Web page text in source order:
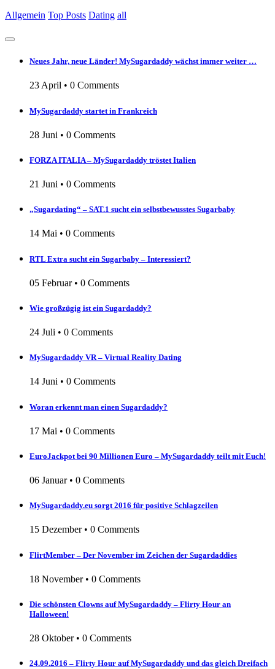
Allgemein Top Posts Dating all
Neues Jahr, neue Länder! MySugardaddy wächst immer weiter …
23 April • 0 Comments
MySugardaddy startet in Frankreich
28 Juni • 0 Comments
FORZA ITALIA – MySugardaddy tröstet Italien
21 Juni • 0 Comments
„Sugardating“ – SAT.1 sucht ein selbstbewusstes Sugarbaby
14 Mai • 0 Comments
RTL Extra sucht ein Sugarbaby – Interessiert?
05 Februar• 0 Comments
Wie großzügig ist ein Sugardaddy?
24 Juli • 0 Comments
MySugardaddy VR – Virtual Reality Dating
14 Juni • 0 Comments
Woran erkennt man einen Sugardaddy?
17 Mai • 0 Comments
EuroJackpot bei 90 Millionen Euro – MySugardaddy teilt mit Euch!
06 Januar• 0 Comments
MySugardaddy.eu sorgt 2016 für positive Schlagzeilen
15 Dezember• 0 Comments
FlirtMember – Der November im Zeichen der Sugardaddies
18 November• 0 Comments
Die schönsten Clowns auf MySugardaddy – Flirty Hour an
Halloween!
28 Oktober• 0 Comments
24.09.2016 – Flirty Hour auf MySugardaddy und das gleich Dreifach